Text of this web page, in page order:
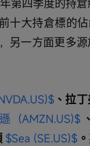
十大持倉標的
另一方面更多
、拉
(AMZN.US)$
$Sea (SE.US)$ 。